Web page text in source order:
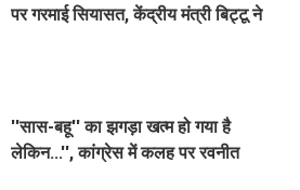
पर गरमाई सियासत, केंद्रीय मंत्री बिट्टू ने
''सास-बहू'' का झगड़ा खत्म हो गया है
लेकिन...'', कांग्रेस में कलह पर रवनीत